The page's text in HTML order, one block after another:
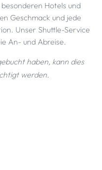
Hotels und
Geschmack und jede
Unser Shuttle-Service
An- und Abreise.
haben, kann dies
werden.